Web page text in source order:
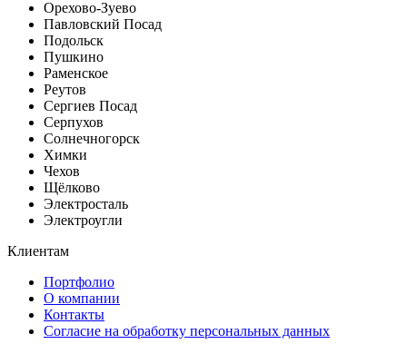
Орехово-Зуево
Павловский Посад
Подольск
Пушкино
Раменское
Реутов
Сергиев Посад
Серпухов
Солнечногорск
Химки
Чехов
Щёлково
Электросталь
Электроугли
Клиентам
Портфолио
О компании
Контакты
Согласие на обработку персональных данных